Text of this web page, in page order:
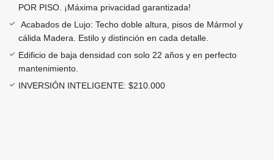
POR PISO. ¡Máxima privacidad garantizada!
Acabados de Lujo: Techo doble altura, pisos de Mármol y
cálida Madera. Estilo y distinción en cada detalle.
Edificio de baja densidad con solo 22 años y en perfecto
mantenimiento.
INVERSIÓN INTELIGENTE: $210.000